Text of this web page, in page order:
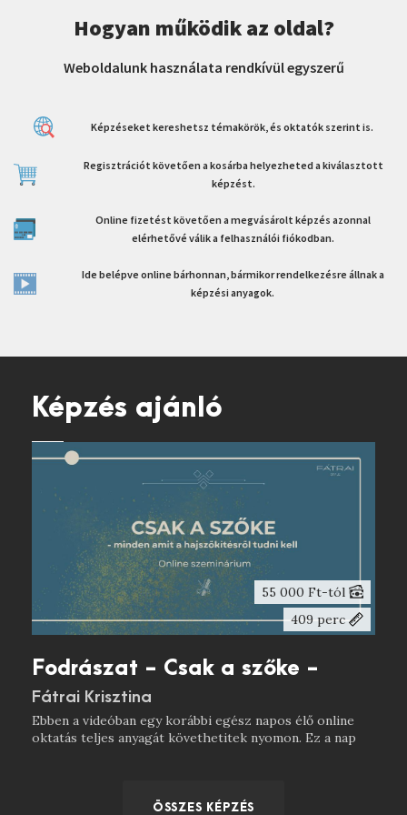
Hogyan működik az oldal?
Weboldalunk használata rendkívül egyszerű
Képzéseket kereshetsz témakörök, és oktatók szerint is.
Regisztrációt követően a kosárba helyezheted a kiválasztott
képzést.
Online fizetést követően a megvásárolt képzés azonnal
elérhetővé válik a felhasználói fiókodban.
Ide belépve online bárhonnan, bármikor rendelkezésre állnak a
képzési anyagok.
Képzés ajánló
55 000 Ft-tól
409 perc
Fodrászat - Csak a szőke -
minden amit a hajszőkítésről
tudni kell
Fátrai Krisztina
Ebben a videóban egy korábbi egész napos élő online
oktatás teljes anyagát követhetitek nyomon. Ez a nap
hajának átváltoztatását készíti el lépésről lépésre. A
ÖSSZES KÉPZÉS